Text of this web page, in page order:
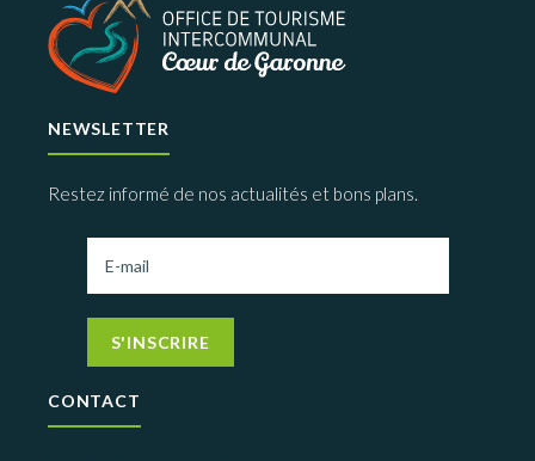
NEWSLETTER
Restez informé de nos actualités et bons plans.
S'INSCRIRE
CONTACT